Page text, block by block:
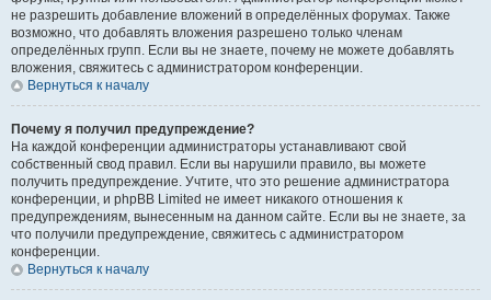
не разрешить добавление вложений в определённых форумах. Также
возможно, что добавлять вложения разрешено только членам
определённых групп. Если вы не знаете, почему не можете добавлять
вложения, свяжитесь с администратором конференции.
Вернуться к началу
Почему я получил предупреждение?
На каждой конференции администраторы устанавливают свой
собственный свод правил. Если вы нарушили правило, вы можете
получить предупреждение. Учтите, что это решение администратора
конференции, и phpBB Limited не имеет никакого отношения к
предупреждениям, вынесенным на данном сайте. Если вы не знаете, за
что получили предупреждение, свяжитесь с администратором
конференции.
Вернуться к началу